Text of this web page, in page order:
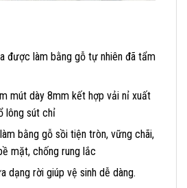
được làm bằng gỗ tự nhiên đã tẩm
mút dày 8mm kết hợp vải nỉ xuất
lông sút chỉ
bằng gỗ sồi tiện tròn, vững chãi,
mặt, chống rung lắc
dạng rời giúp vệ sinh dễ dàng.